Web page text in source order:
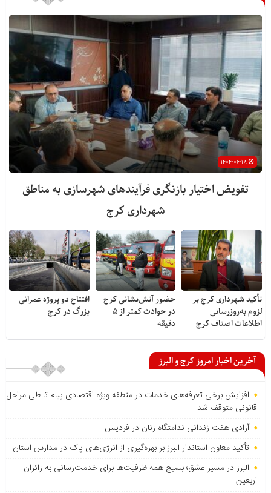
تفویض اختیار بازنگری فرآیندهای شهرسازی به مناطق
شهرداری کرج
تأکید شهرداری کرج بر
لزوم به‌روزرسانی
اطلاعات اصناف کرج
حضور آتش‌نشانی کرج
در حوادث کمتر از ۵
دقیقه
افتتاح دو پروژه عمرانی
بزرگ در کرج
آخرین اخبار امروز کرج و البرز
افزایش برخی تعرفه‌های خدمات در منطقه ویژه اقتصادی پیام تا طی مراحل
قانونی متوقف شد
آزادی هفت زندانی ندامتگاه زنان در فردیس
تأکید معاون استاندار البرز بر بهره‌گیری از انرژی‌های پاک در مدارس استان
البرز در مسیر عشق؛ بسیج همه ظرفیت‌ها برای خدمت‌رسانی به زائران
اربعین